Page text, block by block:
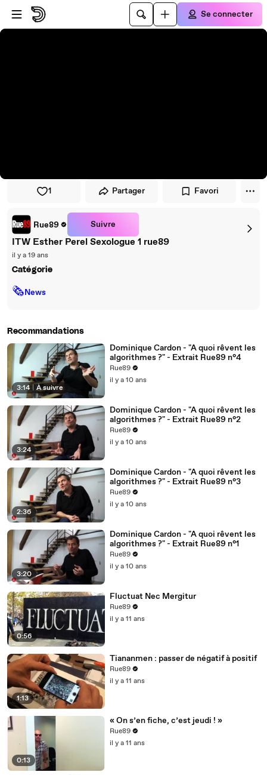
Passer au player
Passer au contenu principal
Se connecter
1 Partager Favori
Rue89 Suivre
ITW Esther Perel Sexologue 1 rue89
il y a 19 ans
Catégorie
🗞News
Recommandations
3:14 À suivre
Dominique Cardon - "A quoi rêvent les
algorithmes ?" - Extrait Rue89 n°4
Rue89
il y a 10 ans
3:24
Dominique Cardon - "A quoi rêvent les
algorithmes ?" - Extrait Rue89 n°2
Rue89
il y a 10 ans
2:36
Dominique Cardon - "A quoi rêvent les
algorithmes ?" - Extrait Rue89 n°3
Rue89
il y a 10 ans
3:20
Dominique Cardon - "A quoi rêvent les
algorithmes ?" - Extrait Rue89 n°1
Rue89
il y a 10 ans
0:56
Fluctuat Nec Mergitur
Rue89
il y a 11 ans
1:13
Tiananmen : passer de négatif à positif
Rue89
il y a 11 ans
0:13
« On s’en fiche, c’est jeudi ! »
Rue89
il y a 11 ans